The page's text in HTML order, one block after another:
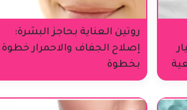
روتين العناية بحاجز البشرة:
إصلاح الجفاف والاحمرار خطوة
بخطوة